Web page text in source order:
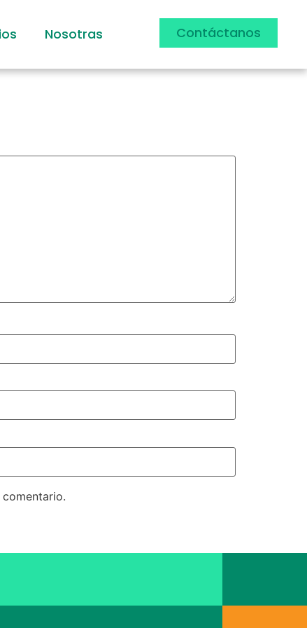
Nosotras Contáctanos